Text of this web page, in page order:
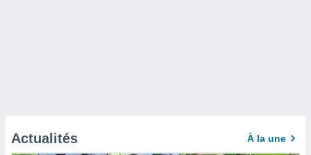
Actualités À la une